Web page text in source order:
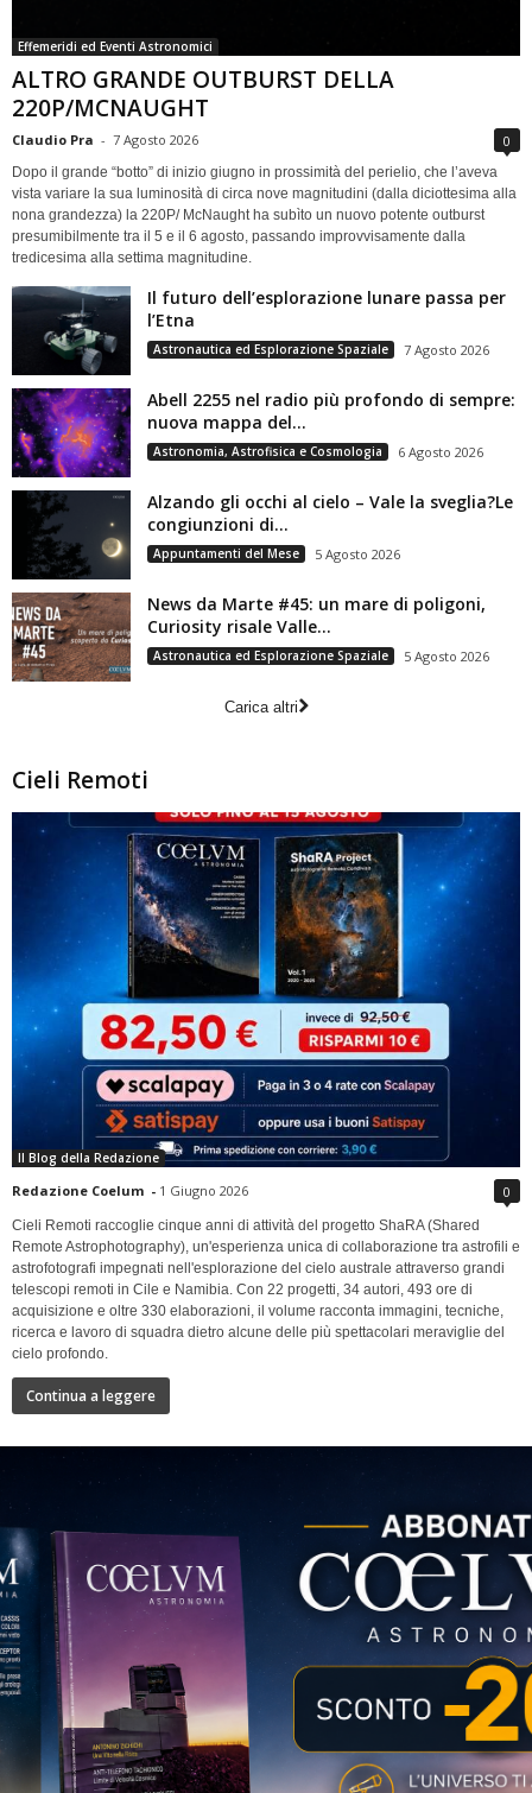
Effemeridi ed Eventi Astronomici
ALTRO GRANDE OUTBURST DELLA
220P/MCNAUGHT
Claudio Pra - 7 Agosto 2026 0
Dopo il grande “botto” di inizio giugno in prossimità del perielio, che l’aveva
vista variare la sua luminosità di circa nove magnitudini (dalla diciottesima alla
nona grandezza) la 220P/ McNaught ha subìto un nuovo potente outburst
presumibilmente tra il 5 e il 6 agosto, passando improvvisamente dalla
tredicesima alla settima magnitudine.
Il futuro dell’esplorazione lunare passa per
l’Etna
Astronautica ed Esplorazione Spaziale 7 Agosto 2026
Abell 2255 nel radio più profondo di sempre:
nuova mappa del...
Astronomia, Astrofisica e Cosmologia 6 Agosto 2026
Alzando gli occhi al cielo – Vale la sveglia?Le
congiunzioni di...
Appuntamenti del Mese 5 Agosto 2026
News da Marte #45: un mare di poligoni,
Curiosity risale Valle...
Astronautica ed Esplorazione Spaziale 5 Agosto 2026
Carica altri
Cieli Remoti
Il Blog della Redazione
Redazione Coelum - 1 Giugno 2026 0
Cieli Remoti raccoglie cinque anni di attività del progetto ShaRA (Shared
Remote Astrophotography), un'esperienza unica di collaborazione tra astrofili e
astrofotografi impegnati nell'esplorazione del cielo australe attraverso grandi
telescopi remoti in Cile e Namibia. Con 22 progetti, 34 autori, 493 ore di
acquisizione e oltre 330 elaborazioni, il volume racconta immagini, tecniche,
ricerca e lavoro di squadra dietro alcune delle più spettacolari meraviglie del
cielo profondo.
Continua a leggere